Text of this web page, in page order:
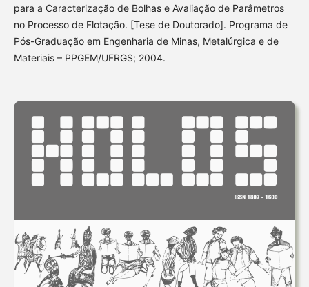
para a Caracterização de Bolhas e Avaliação de Parâmetros
no Processo de Flotação. [Tese de Doutorado]. Programa de
Pós-Graduação em Engenharia de Minas, Metalúrgica e de
Materiais – PPGEM/UFRGS; 2004.